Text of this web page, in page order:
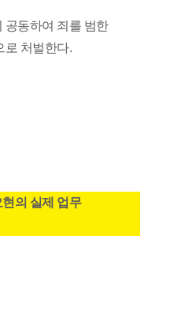
공동하여 죄를 범한
로 처벌한다.
의 실제 업무